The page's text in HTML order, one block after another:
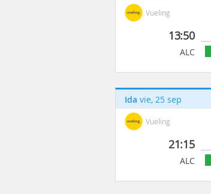
Vueling
13:50
ALC
Ida vie, 25 sep
Vueling
21:15
ALC